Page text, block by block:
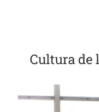
Cultura de